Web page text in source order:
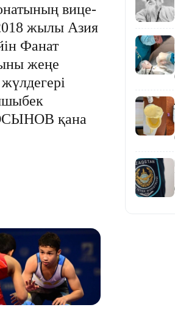
вице-
жылы Азия
Фанат
жеңе
қана
19:10